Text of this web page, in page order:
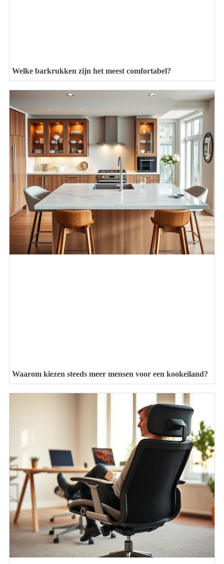
Welke barkrukken zijn het meest comfortabel?
Waarom kiezen steeds meer mensen voor een kookeiland?